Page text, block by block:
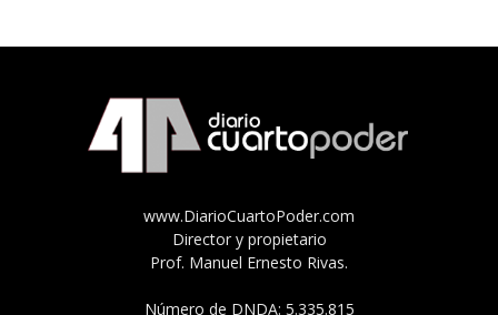
www.DiarioCuartoPoder.com
Director y propietario
Prof. Manuel Ernesto Rivas.
Número de DNDA: 5.335.815